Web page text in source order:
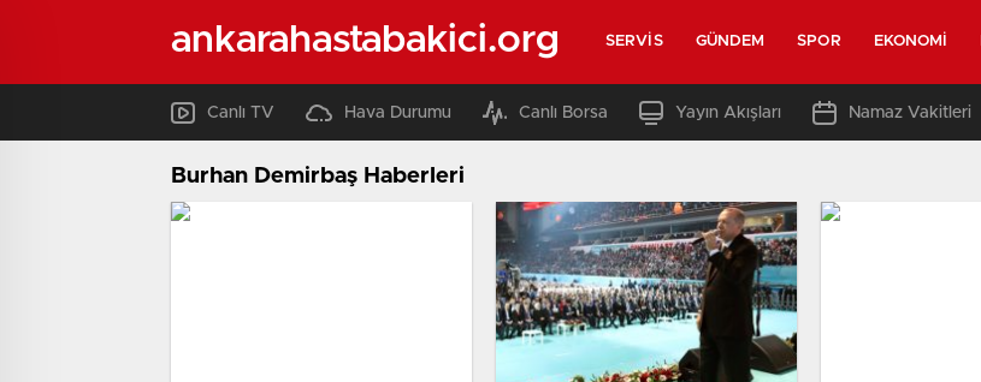
ankarahastabakici.org SERVIS GÜNDEM SPOR EKONOMI
Canlı TV Hava Durumu Canlı Borsa Yayın Akışları Namaz Vakitleri
Burhan Demirbaş Haberleri